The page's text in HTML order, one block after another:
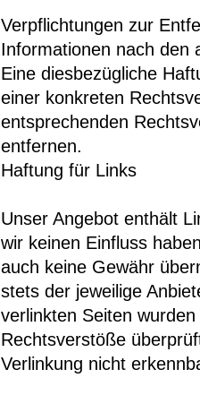
Verpflichtungen zur
Informationen nach den
Eine diesbezügliche
einer konkreten
entsprechenden
entfernen.
Haftung für Links
Unser Angebot enthält
wir keinen Einfluss
auch keine Gewähr
stets der jeweilige
verlinkten Seiten
Rechtsverstöße
Verlinkung nicht